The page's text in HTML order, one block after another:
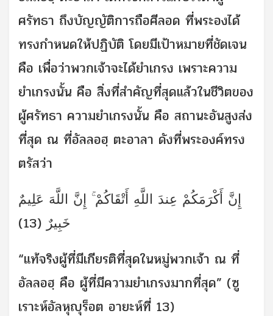
ศรัทธา ถึงบัญญัติการถือศีลอด ที่พระองได้
ทรงกำหนดให้ปฏิบัติ โดยมีเป้าหมายที่ชัดเจน
คือ เพื่อว่าพวกเจ้าจะได้ยำเกรง เพราะความ
ยำเกรงนั้น คือ สิ่งที่สำคัญที่สุดแล้วในชีวิตของ
ผู้ศรัทธา ความยำเกรงนั้น คือ สถานะอันสูงส่ง
ที่สุด ณ ที่อัลลอฮฺ ตะอาลา ดังที่พระองค์ทรง
ตรัสว่า
إِنَّ أَكْرَمَكُمْ عِندَ اللَّهِ أَتْقَاكُمْ ۚ إِنَّ اللَّهَ عَلِيمٌ
خَبِيرٌ (13)
“แท้จริงผู้ที่มีเกียรติที่สุดในหมู่พวกเจ้า ณ ที่
อัลลอฮฺ คือ ผู้ที่มีความยำเกรงมากที่สุด” (ซู
เราะห์อัลหุญุร็อต อายะห์ที่ 13)